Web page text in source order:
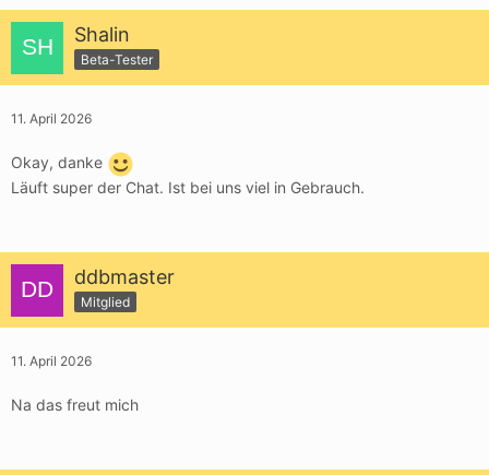
Shalin
Beta-Tester
11. April 2026
Okay, danke
Läuft super der Chat. Ist bei uns viel in Gebrauch.
ddbmaster
Mitglied
11. April 2026
Na das freut mich